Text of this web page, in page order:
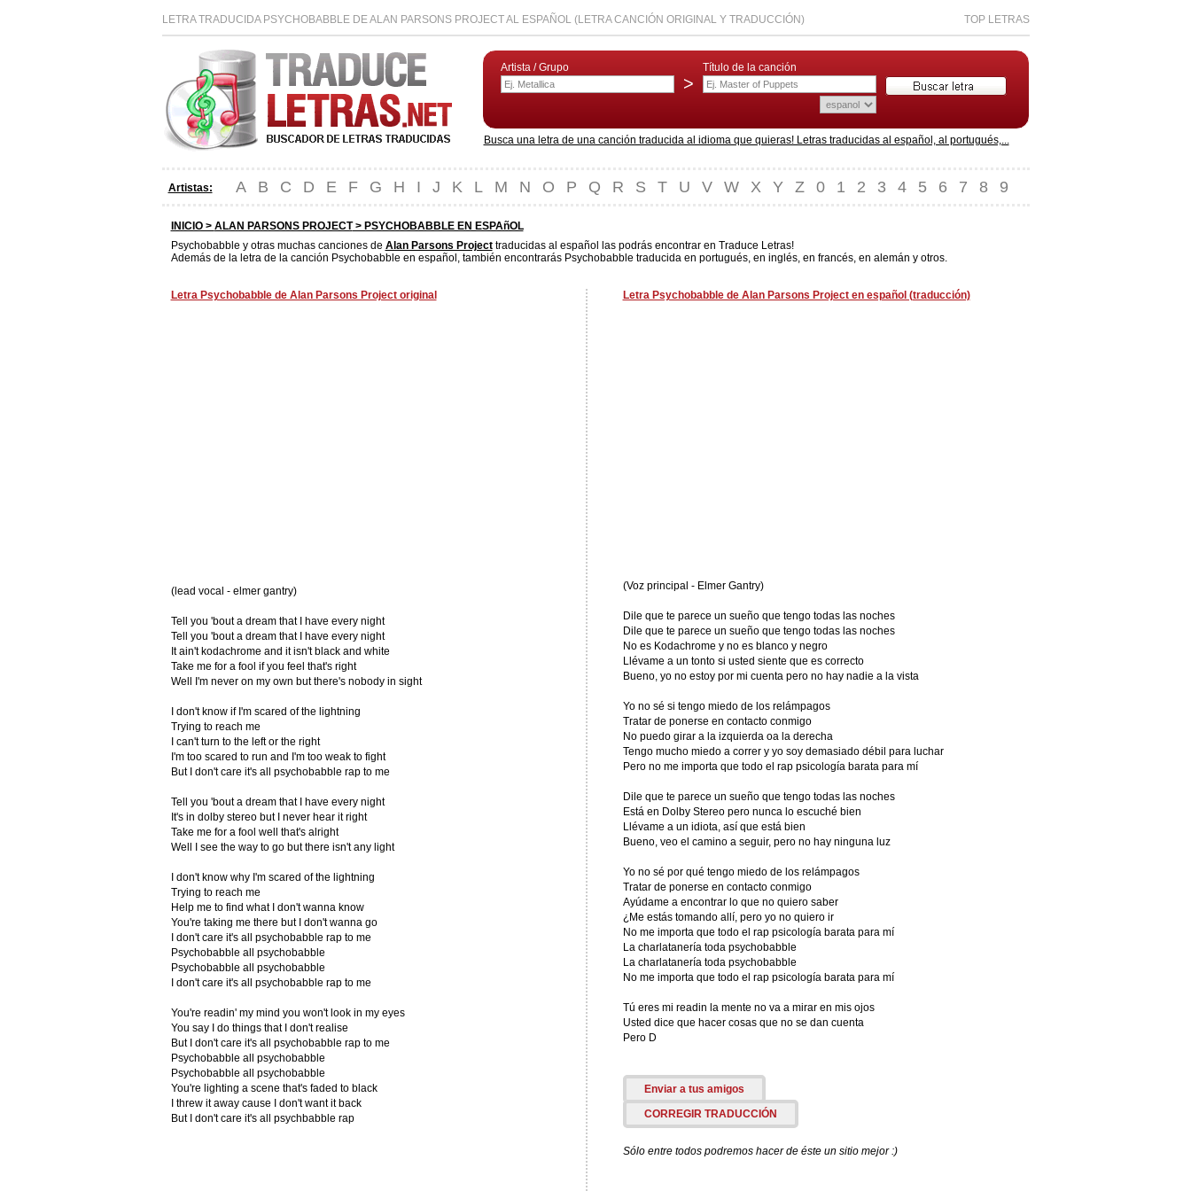
LETRA TRADUCIDA PSYCHOBABBLE DE ALAN PARSONS PROJECT AL ESPAÑOL (LETRA CANCIÓN ORIGINAL Y TRADUCCIÓN) TOP LETRAS
Artista / Grupo
>
Título de la canción
Busca una letra de una canción traducida al idioma que quieras! Letras traducidas al español, al portugués,...
Artistas: A B C D E F G H I J K L M N O P Q R S T U V W X Y Z 0 1 2 3 4 5 6 7 8 9
INICIO > ALAN PARSONS PROJECT> PSYCHOBABBLE EN ESPAñOL
Psychobabble y otras muchas canciones de Alan Parsons Projecttraducidas al español las podrás encontrar en Traduce Letras!
Además de la letra de la canción Psychobabble en español, también encontrarás Psychobabble traducida en portugués, en inglés, en francés, en alemán y otros.
Letra Psychobabble de Alan Parsons Project original
(lead vocal - elmer gantry)
Tell you 'bout a dream that I have every night
Tell you 'bout a dream that I have every night
It ain't kodachrome and it isn't black and white
Take me for a fool if you feel that's right
Well I'm never on my own but there's nobody in sight
I don't know if I'm scared of the lightning
Trying to reach me
I can't turn to the left or the right
I'm too scared to run and I'm too weak to fight
But I don't care it's all psychobabble rap to me
Tell you 'bout a dream that I have every night
It's in dolby stereo but I never hear it right
Take me for a fool well that's alright
Well I see the way to go but there isn't any light
I don't know why I'm scared of the lightning
Trying to reach me
Help me to find what I don't wanna know
You're taking me there but I don't wanna go
I don't care it's all psychobabble rap to me
Psychobabble all psychobabble
Psychobabble all psychobabble
I don't care it's all psychobabble rap to me
You're readin' my mind you won't look in my eyes
You say I do things that I don't realise
But I don't care it's all psychobabble rap to me
Psychobabble all psychobabble
Psychobabble all psychobabble
You're lighting a scene that's faded to black
I threw it away cause I don't want it back
But I don't care it's all psychbabble rap
Letra Psychobabble de Alan Parsons Project en español (traducción)
(Voz principal - Elmer Gantry)
Dile que te parece un sueño que tengo todas las noches
Dile que te parece un sueño que tengo todas las noches
No es Kodachrome y no es blanco y negro
Llévame a un tonto si usted siente que es correcto
Bueno, yo no estoy por mi cuenta pero no hay nadie a la vista
Yo no sé si tengo miedo de los relámpagos
Tratar de ponerse en contacto conmigo
No puedo girar a la izquierda oa la derecha
Tengo mucho miedo a correr y yo soy demasiado débil para luchar
Pero no me importa que todo el rap psicología barata para mí
Dile que te parece un sueño que tengo todas las noches
Está en Dolby Stereo pero nunca lo escuché bien
Llévame a un idiota, así que está bien
Bueno, veo el camino a seguir, pero no hay ninguna luz
Yo no sé por qué tengo miedo de los relámpagos
Tratar de ponerse en contacto conmigo
Ayúdame a encontrar lo que no quiero saber
¿Me estás tomando allí, pero yo no quiero ir
No me importa que todo el rap psicología barata para mí
La charlatanería toda psychobabble
La charlatanería toda psychobabble
No me importa que todo el rap psicología barata para mí
Tú eres mi readin la mente no va a mirar en mis ojos
Usted dice que hacer cosas que no se dan cuenta
Pero D
Enviar a tus amigos
CORREGIR TRADUCCIÓN
Sólo entre todos podremos hacer de éste un sitio mejor :)